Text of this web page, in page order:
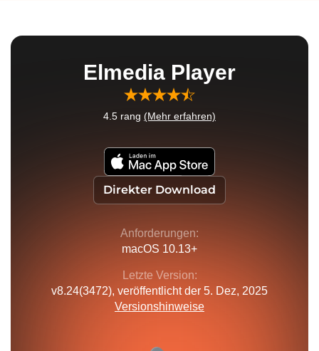
Elmedia Player
4.5 rang (Mehr erfahren)
Direkter Download
Anforderungen:
macOS 10.13+
Letzte Version:
v8.24(3472), veröffentlichtder 5. Dez, 2025
Versionshinweise